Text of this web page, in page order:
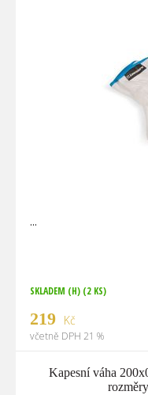
SKLADEM (H) (2 KS)
219 Kč
včetně DPH 21 %
Kapesní váha